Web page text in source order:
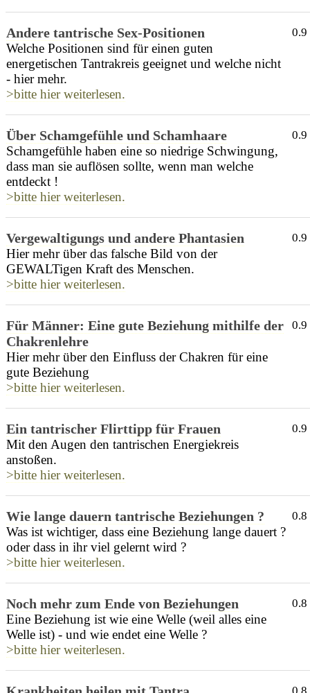
Andere tantrische Sex-Positionen
Welche Positionen sind für einen guten
energetischen Tantrakreis geeignet und welche nicht
- hier mehr.
>bitte hier weiterlesen.
0.9
Über Schamgefühle und Schamhaare
Schamgefühle haben eine so niedrige Schwingung,
dass man sie auflösen sollte, wenn man welche
entdeckt !
>bitte hier weiterlesen.
0.9
Vergewaltigungs und andere Phantasien
Hier mehr über das falsche Bild von der
GEWALTigen Kraft des Menschen.
>bitte hier weiterlesen.
0.9
Für Männer: Eine gute Beziehung mithilfe der
Chakrenlehre
Hier mehr über den Einfluss der Chakren für eine
gute Beziehung
>bitte hier weiterlesen.
0.9
Ein tantrischer Flirttipp für Frauen
Mit den Augen den tantrischen Energiekreis
anstoßen.
>bitte hier weiterlesen.
0.9
Wie lange dauern tantrische Beziehungen ?
Was ist wichtiger, dass eine Beziehung lange dauert ?
oder dass in ihr viel gelernt wird ?
>bitte hier weiterlesen.
0.8
Noch mehr zum Ende von Beziehungen
Eine Beziehung ist wie eine Welle (weil alles eine
Welle ist) - und wie endet eine Welle ?
>bitte hier weiterlesen.
0.8